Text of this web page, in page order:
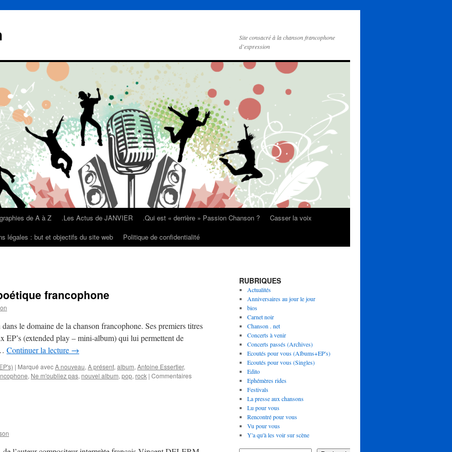
Site consacré à la chanson francophone
d’expression
de A à Z .Les Actus de JANVIER .Qui est « derrière » Passion Chanson ?
Casser la voix
légales : but et objectifs du site web Politique de confidentialité
francophone
le domaine de la chanson francophone. Ses premiers titres
EP’s (extended play – mini-album) qui lui permettent de
Continuer la lecture →
| Marqué avecA nouveau, A présent, album, Antoine Essertier,
, Ne m'oubliez pas, nouvel album, pop, rock | Commentaires
RUBRIQUES
Actualités
Anniversaires au jour le jour
bios
Carnet noir
Chanson . net
Concerts à venir
Concerts passés (Archives)
Ecoutés pour vous (Albums+EP's)
Ecoutés pour vous (Singles)
Edito
Ephémères rides
Festivals
La presse aux chansons
Lu pour vous
Rencontré pour vous
Vu pour vous
Y'a qu'à les voir sur scène